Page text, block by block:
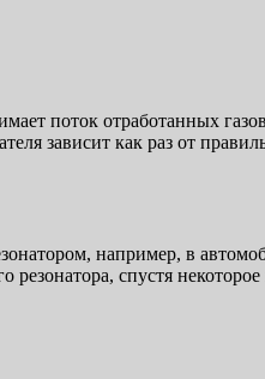
поток отработанных
зависит как раз от
например, в
спустя